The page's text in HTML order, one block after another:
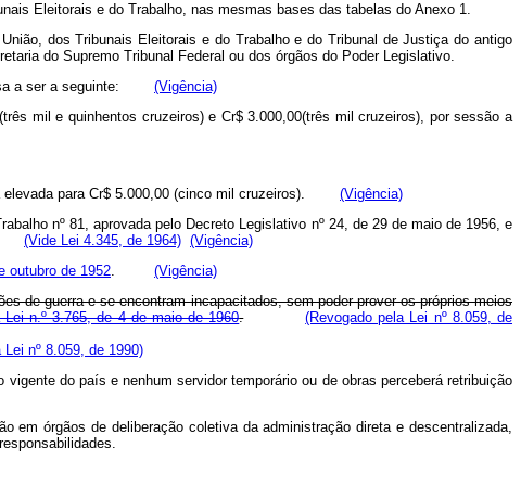
Eleitorais e do Trabalho, nas mesmas bases das tabelas do Anexo 1.
dos Tribunais Eleitorais e do Trabalho e do Tribunal de Justiça do antigo
do Supremo Tribunal Federal ou dos órgãos do Poder Legislativo.
a ser a seguinte: (Vigência)
mil e quinhentos cruzeiros) e Cr$ 3.000,00(três mil cruzeiros), por sessão a
elevada para Cr$ 5.000,00 (cinco mil cruzeiros). (Vigência)
nº 81, aprovada pelo Decreto Legislativo nº 24, de 29 de maio de 1956, e
(Vide Lei 4.345, de 1964) (Vigência)
outubro de 1952. (Vigência)
de guerra e se encontram incapacitados, sem poder prover os próprios meios
n.º 3.765, de 4 de maio de 1960.
(Revogado pela Lei nº 8.059, de
Lei nº 8.059, de 1990)
do país e nenhum servidor temporário ou de obras perceberá retribuição
órgãos de deliberação coletiva da administração direta e descentralizada,